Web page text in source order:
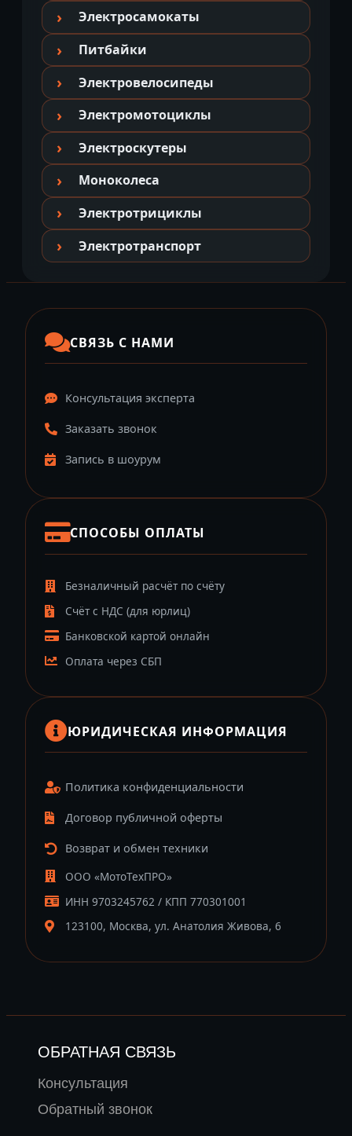
Электросамокаты
Питбайки
Электровелосипеды
Электромотоциклы
Электроскутеры
Моноколеса
Электротрициклы
Электротранспорт
СВЯЗЬ С НАМИ
Консультация эксперта
Заказать звонок
Запись в шоурум
СПОСОБЫ ОПЛАТЫ
Безналичный расчёт по счёту
Счёт с НДС (для юрлиц)
Банковской картой онлайн
Оплата через СБП
ЮРИДИЧЕСКАЯ ИНФОРМАЦИЯ
Политика конфиденциальности
Договор публичной оферты
Возврат и обмен техники
ООО «МотоТехПРО»
ИНН 9703245762 / КПП 770301001
123100, Москва, ул. Анатолия Живова, 6
ОБРАТНАЯ СВЯЗЬ
Консультация
Обратный звонок